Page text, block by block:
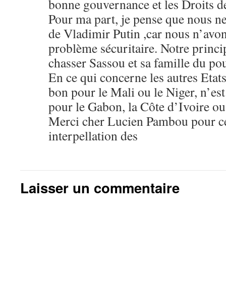
bonne gouvernance et les Droits
Pour ma part, je pense que nous
de Vladimir Putin ,car nous
problème sécuritaire. Notre
chasser Sassou et sa famille du
En ce qui concerne les autres
bon pour le Mali ou le Niger,
pour le Gabon, la Côte d’Ivoire
Merci cher Lucien Pambou pour
interpellation des
Laisser un commentaire